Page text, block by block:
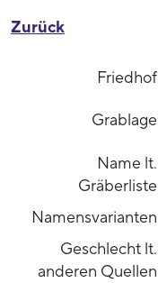
Zurück
Friedhof
Grablage
Name lt.
Gräberliste
Namensvarianten
Geschlecht lt.
anderen Quellen